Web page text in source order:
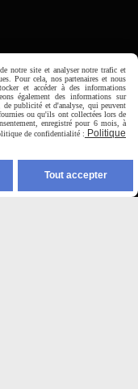
de
notre site et analyser notre trafic et
Pour cela, nos partenaires et nous
et accéder à des informations
également des informations sur
de publicité et d'analyse, qui peuvent
ou qu'ils ont collectées lors de
enregistré pour 6 mois, à
de confidentialité : Politique
Tout accepter